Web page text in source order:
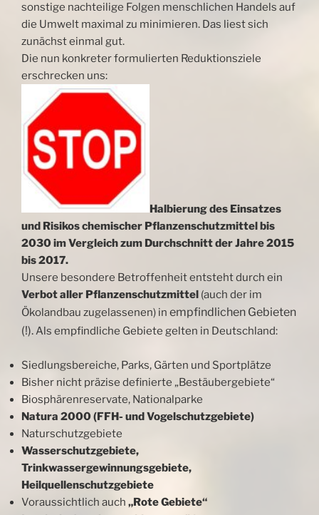
sonstige nachteilige Folgen menschlichen Handels auf
die Umwelt maximal zu minimieren. Das liest sich
zunächst einmal gut.
Die nun konkreter formulierten Reduktionsziele
erschrecken uns:
Halbierung des Einsatzes
und Risikos chemischer Pflanzenschutzmittel bis
2030 im Vergleich zum Durchschnitt der Jahre 2015
bis 2017.
Unsere besondere Betroffenheit entsteht durch ein
Verbot aller Pflanzenschutzmittel (auch der im
Ökolandbau zugelassenen) in empfindlichen Gebieten
(!).Als empfindliche Gebiete gelten in Deutschland:
Siedlungsbereiche, Parks, Gärten und Sportplätze
Bisher nicht präzise definierte „Bestäubergebiete“
Biosphärenreservate, Nationalparke
Natura 2000 (FFH- und Vogelschutzgebiete)
Naturschutzgebiete
Wasserschutzgebiete,
Trinkwassergewinnungsgebiete,
Heilquellenschutzgebiete
Voraussichtlich auch „Rote Gebiete“